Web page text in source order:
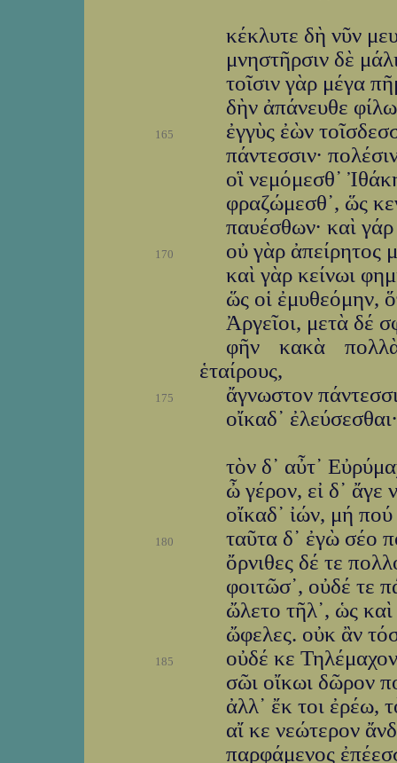
κέκλυτε δὴ νῦν
μνηστῆρσιν δὲ
τοῖσιν γὰρ μέγα
δὴν ἀπάνευθε
165
ἐγγὺς ἐὼν
πάντεσσιν·
οἳ νεμόμεσθ᾽
φραζώμεσθ᾽, ὥς
παυέσθων· καὶ
170
οὐ γὰρ ἀπείρητος
καὶ γὰρ κείνωι
ὥς οἱ ἐμυθεόμην,
Ἀργεῖοι, μετὰ δέ
φῆν κακὰ
ἑταίρους,
175
ἄγνωστον
οἴκαδ᾽
τὸν δ᾽ αὖτ᾽
ὦ γέρον, εἰ δ᾽ ἄγε
οἴκαδ᾽ ἰών, μή
180
ταῦτα δ᾽ ἐγὼ σέο
ὄρνιθες δέ τε
φοιτῶσ᾽, οὐδέ τε
ὤλετο τῆλ᾽, ὡς
ὤφελες. οὐκ ἂν
185
οὐδέ κε
σῶι οἴκωι δῶρον
ἀλλ᾽ ἔκ τοι ἐρέω,
αἴ κε νεώτερον
παρφάμενος